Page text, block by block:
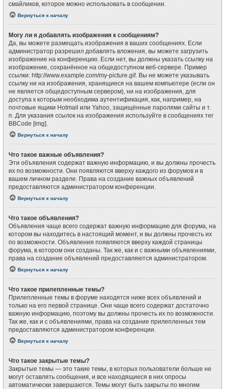
смайликов, которое можно использовать в сообщении.
Вернуться к началу
Могу ли я добавлять изображения к сообщениям?
Да, вы можете размещать изображения в ваших сообщениях. Если
администратор разрешил добавлять вложения, вы можете загрузить
изображение на конференцию. Если нет, вы должны указать ссылку на
изображение, сохранённое на общедоступном веб-сервере. Пример
ссылки: http://www.example.com/my-picture.gif. Вы не можете указывать
ссылку ни на изображения, хранящиеся на вашем компьютере (если он
не является общедоступным сервером), ни на изображения, для
доступа к которым необходима аутентификация, как, например, на
почтовые ящики Hotmail или Yahoo, защищённые паролями сайты и т.
п. Для указания ссылок на изображения используйте в сообщениях тег
BBCode [img].
Вернуться к началу
Что такое важные объявления?
Эти объявления содержат важную информацию, и вы должны прочесть
их по возможности. Они появляются вверху каждого из форумов и в
вашем личном разделе. Права на создание важных объявлений
предоставляются администратором конференции.
Вернуться к началу
Что такое объявления?
Объявления чаще всего содержат важную информацию для форума, на
котором вы находитесь в настоящий момент, и вы должны прочесть их
по возможности. Объявления появляются вверху каждой страницы
форума, в котором они созданы. Так же, как и с важными объявлениями,
права на создание объявлений предоставляются администратором.
Вернуться к началу
Что такое прилепленные темы?
Прилепленные темы в форуме находятся ниже всех объявлений и
только на его первой странице. Они чаще всего содержат достаточно
важную информацию, поэтому вы должны прочесть их по возможности.
Так же, как и с объявлениями, права на создание прилепленных тем
предоставляются администратором конференции.
Вернуться к началу
Что такое закрытые темы?
Закрытые темы — это такие темы, в которых пользователи больше не
могут оставлять сообщения, и все находящиеся в них опросы
автоматически завершаются. Темы могут быть закрыты по многим